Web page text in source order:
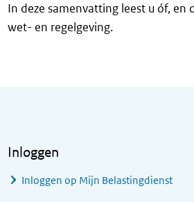
In deze samenvatting leest u óf,
wet- en regelgeving.
Inloggen
Inloggen op Mijn Belastingdienst